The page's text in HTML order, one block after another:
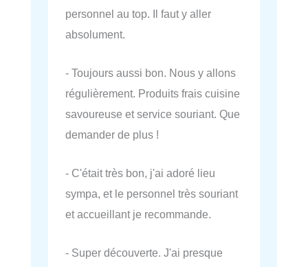
personnel au top. Il faut y aller
absolument.
- Toujours aussi bon. Nous y allons
régulièrement. Produits frais cuisine
savoureuse et service souriant. Que
demander de plus !
- C'était très bon, j'ai adoré lieu
sympa, et le personnel très souriant
et accueillant je recommande.
- Super découverte. J'ai presque